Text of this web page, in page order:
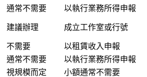
通常不需要
以執行業務所得申報
建議辦理 成立工作室或行號
不需要
以租賃收入申報
通常不需要
以執行業務所得申報
視規模而定 小額通常不需要